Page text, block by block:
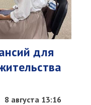
для
8 августа 13:16